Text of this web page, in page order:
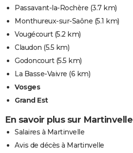
Passavant-la-Rochère (3.7 km)
Monthureux-sur-Saône (5.1 km)
Vougécourt(5.2 km)
Claudon (5.5 km)
Godoncourt(5.5 km)
La Basse-Vaivre (6 km)
Vosges
Grand Est
En savoir plus sur Martinvelle
Salaires à Martinvelle
Avis de décès à Martinvelle